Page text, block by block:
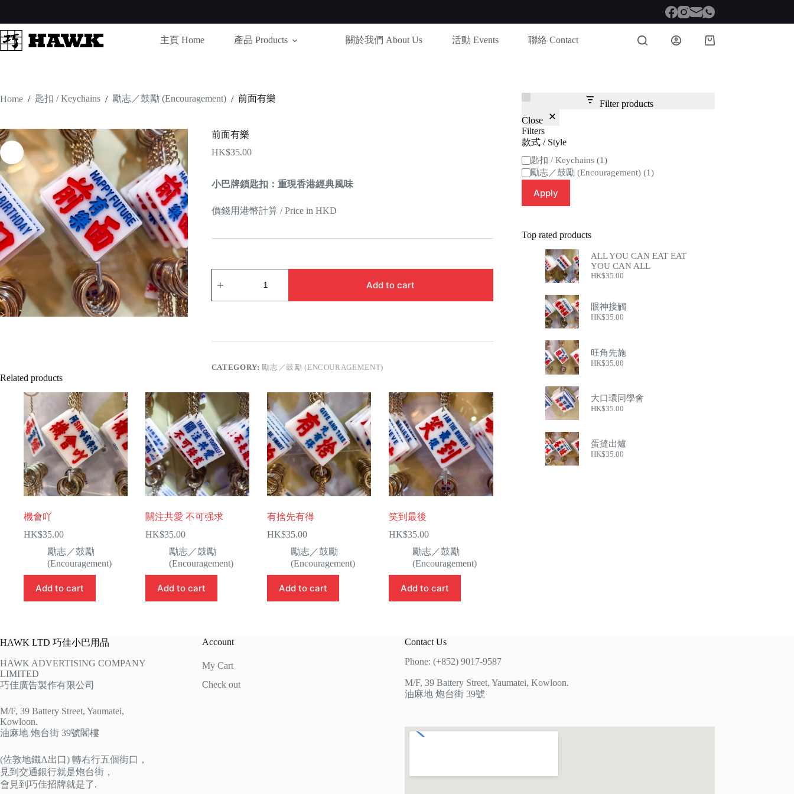
content
主頁 Home
產品 Products 關於我們 About Us 活動 Events 聯絡 Contact
Shopping
Home / 匙扣 / Keychains / 勵志／鼓勵 (Encouragement) / 前面有樂
前面有樂
HK$35.00
小巴牌鎖匙扣：重現香港經典風味
價錢用港幣計算 / Price in HKD
面
Add to cart
CATEGORY:勵志／鼓勵 (ENCOURAGEMENT)
Related products
機會吖
HK$35.00
勵志／鼓勵
(Encouragement)
Add to cart
關注共愛 不可强求
HK$35.00
勵志／鼓勵
(Encouragement)
Add to cart
有捨先有得
HK$35.00
勵志／鼓勵
(Encouragement)
Add to cart
笑到最後
HK$35.00
勵志／鼓勵
(Encouragement)
Add to cart
Filter products
Close
Filters
款式 / Style
Category
匙扣 / Keychains(1)
勵志／鼓勵 (Encouragement)(1)
Apply
Top rated products
ALL YOU CAN EAT EAT
YOU CAN ALL
HK$35.00
眼神接觸
HK$35.00
旺角先施
HK$35.00
大口環同學會
HK$35.00
蛋撻出爐
HK$35.00
HAWK LTD 巧佳小巴用品
HAWK ADVERTISING COMPANY
LIMITED
巧佳廣告製作有限公司
M/F, 39 Battery Street, Yaumatei,
Kowloon.
油麻地 炮台街 39號閣樓
(佐敦地鐵A出口) 轉右行五個街口，
見到交通銀行就是炮台街，
會見到巧佳招牌就是了.
Account
My Cart
Check out
Contact Us
Phone: (+852) 9017-9587
M/F, 39 Battery Street, Yaumatei, Kowloon.
油麻地 炮台街 39號